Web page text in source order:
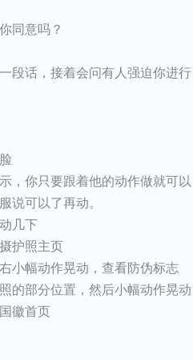
同意吗？
段话，接着会问有人强迫你进行
，你只要跟着他的动作做就可以
说可以了再动。
几下
护照主页
小幅动作晃动，查看防伪标志
的部分位置，然后小幅动作晃动
徽首页